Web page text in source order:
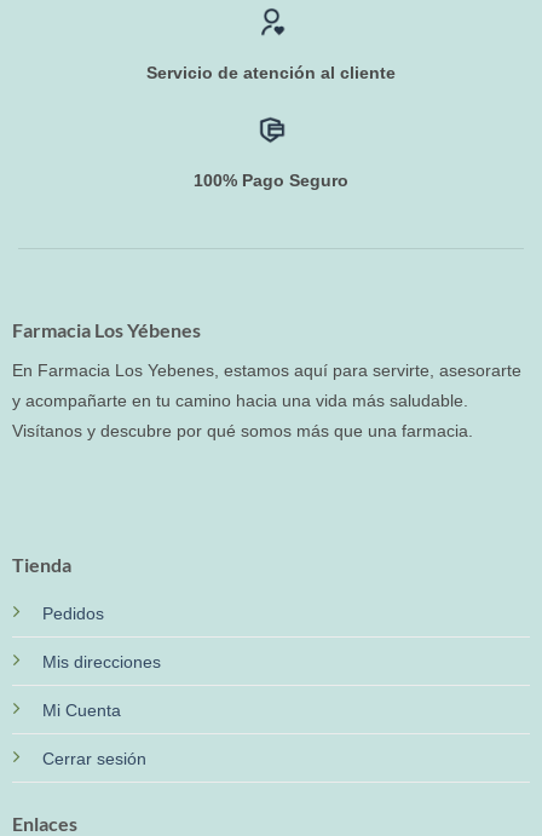
Servicio de atención al cliente
100% Pago Seguro
Farmacia Los Yébenes
En Farmacia Los Yebenes, estamos aquí para servirte, asesorarte
y acompañarte en tu camino hacia una vida más saludable.
Visítanos y descubre por qué somos más que una farmacia.
Tienda
Pedidos
Mis direcciones
Mi Cuenta
Cerrar sesión
Enlaces